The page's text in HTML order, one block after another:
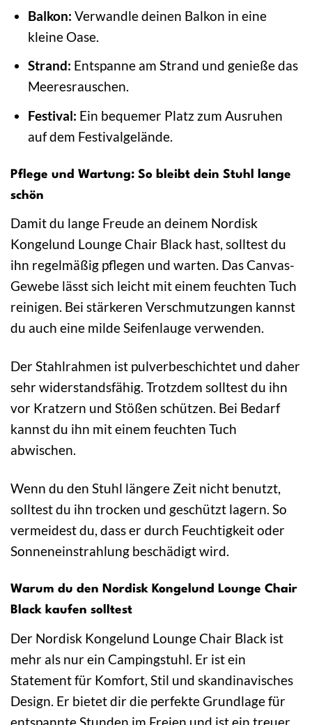
Balkon: Verwandle deinen Balkon in eine
kleine Oase.
Strand: Entspanne am Strand und genieße das
Meeresrauschen.
Festival: Ein bequemer Platz zum Ausruhen
auf dem Festivalgelände.
Pflege und Wartung: So bleibt dein Stuhl lange
schön
Damit du lange Freude an deinem Nordisk
Kongelund Lounge Chair Black hast, solltest du
ihn regelmäßig pflegen und warten. Das Canvas-
Gewebe lässt sich leicht mit einem feuchten Tuch
reinigen. Bei stärkeren Verschmutzungen kannst
du auch eine milde Seifenlauge verwenden.
Der Stahlrahmen ist pulverbeschichtet und daher
sehr widerstandsfähig. Trotzdem solltest du ihn
vor Kratzern und Stößen schützen. Bei Bedarf
kannst du ihn mit einem feuchten Tuch
abwischen.
Wenn du den Stuhl längere Zeit nicht benutzt,
solltest du ihn trocken und geschützt lagern. So
vermeidest du, dass er durch Feuchtigkeit oder
Sonneneinstrahlung beschädigt wird.
Warum du den Nordisk Kongelund Lounge Chair
Black kaufen solltest
Der Nordisk Kongelund Lounge Chair Black ist
mehr als nur ein Campingstuhl. Er ist ein
Statement für Komfort, Stil und skandinavisches
Design. Er bietet dir die perfekte Grundlage für
entspannte Stunden im Freien und ist ein treuer